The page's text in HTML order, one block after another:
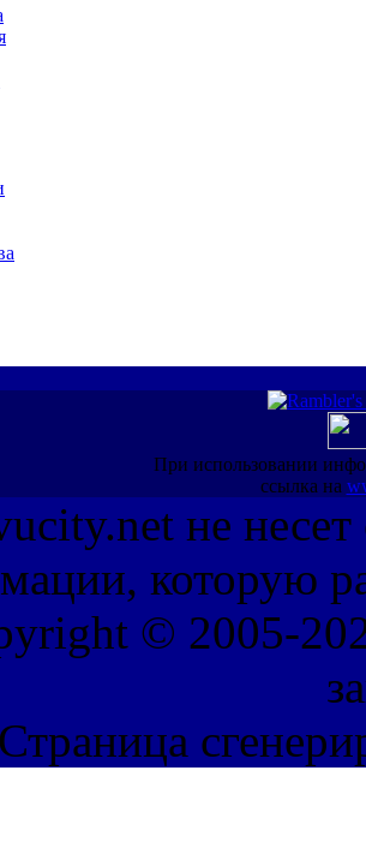
При использовании
ссылка на
не несет
которую
© 2005-
Страница